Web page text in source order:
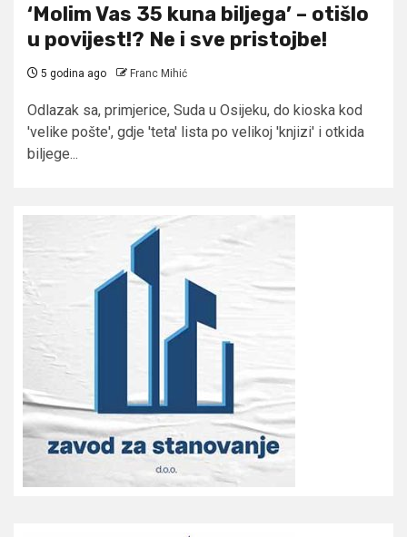
‘Molim Vas 35 kuna biljega’ – otišlo
u povijest!? Ne i sve pristojbe!
5 godina ago Franc Mihić
Odlazak sa, primjerice, Suda u Osijeku, do kioska kod
'velike pošte', gdje 'teta' lista po velikoj 'knjizi' i otkida
biljege...